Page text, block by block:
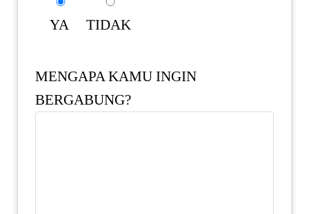
YA TIDAK
MENGAPA KAMU INGIN
BERGABUNG?